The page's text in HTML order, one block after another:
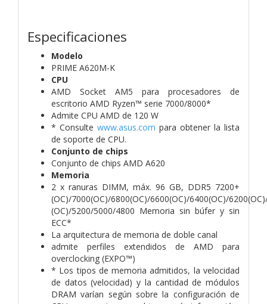
Especificaciones
Modelo
PRIME A620M-K
CPU
AMD Socket AM5 para procesadores de
escritorio AMD Ryzen™ serie 7000/8000*
Admite CPU AMD de 120 W
* Consulte www.asus.com para obtener la lista
de soporte de CPU.
Conjunto de chips
Conjunto de chips AMD A620
Memoria
2 x ranuras DIMM, máx. 96 GB, DDR5 7200+
(OC)/7000(OC)/6800(OC)/6600(OC)/6400(OC)/
(OC)/5200/5000/4800 Memoria sin búfer y sin
ECC*
La arquitectura de memoria de doble canal
admite perfiles extendidos de AMD para
overclocking (EXPO™)
* Los tipos de memoria admitidos, la velocidad
de datos (velocidad) y la cantidad de módulos
DRAM varían según sobre la configuración de